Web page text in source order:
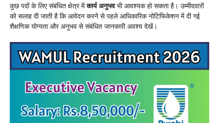
कुछ पदों के लिए संबंधित क्षेत्र मेंकार्य अनुभवभी आवश्यक हो सकता है। उम्मीदवारों
को सलाह दी जाती है कि आवेदन करने से पहले आधिकारिक नोटिफिकेशन में दी गई
शैक्षणिक योग्यता और अनुभव से संबंधित जानकारी अवश्य देखें।